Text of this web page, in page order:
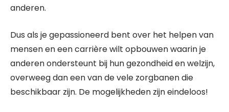
anderen.
Dus als je gepassioneerd bent over het helpen van
mensen en een carrière wilt opbouwen waarin je
anderen ondersteunt bij hun gezondheid en welzijn,
overweeg dan een van de vele zorgbanen die
beschikbaar zijn. De mogelijkheden zijn eindeloos!